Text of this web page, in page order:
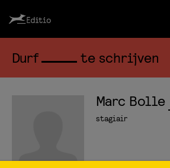
Schrijfcursussen
Leesrapport/begeleiding
Durf te schrijven
Marc Bolle
stagiair